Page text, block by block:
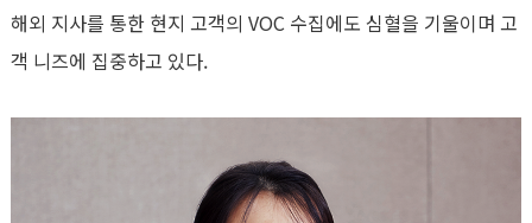
해외 지사를 통한 현지 고객의 VOC 수집에도 심혈을 기울이며 고
객 니즈에 집중하고 있다.